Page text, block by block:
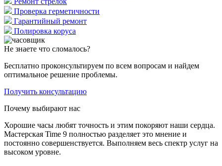
Проверка герметичности
Гарантийный ремонт
Полировка коруса
Не знаете что сломалось?
Бесплатно проконсультируем по всем вопросам и найдем
оптимальное решение проблемы.
Получить консультацию
Почему выбирают нас
Хорошие часы любят точность и этим покоряют наши сердца.
Мастерская Time 9 полностью разделяет это мнение и
постоянно совершенствуется. Выполняем весь спектр услуг на
высоком уровне.